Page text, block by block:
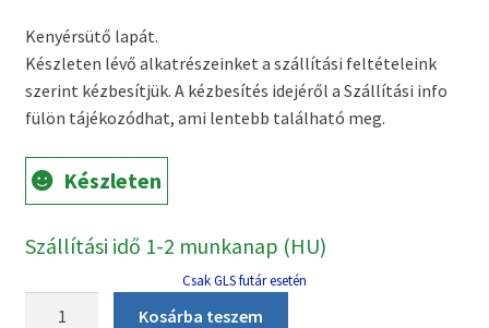
was:
3490 Ft.1990 Ft.
Kenyérsütő lapát.
Készleten lévő alkatrészeinket a szállítási feltételeink
szerint kézbesítjük. A kézbesítés idejéről a Szállítási info
fülön tájékozódhat, ami lentebb található meg.
Készleten
Szállítási idő 1-2 munkanap (HU)
Csak GLS futár esetén
Kosárba teszem